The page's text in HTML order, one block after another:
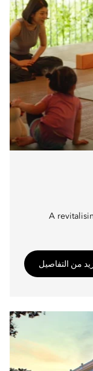
A
من التفاصيل